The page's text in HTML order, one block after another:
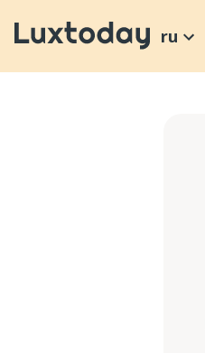
ru